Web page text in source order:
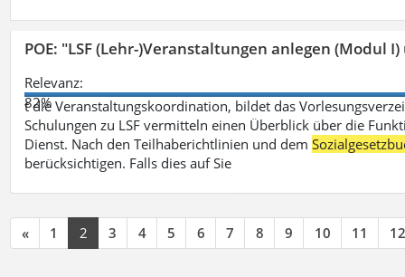
POE: "LSF (Lehr-)Veranstaltungen anlegen (Modul
Relevanz:
82%
t die Veranstaltungskoordination, bildet das
Schulungen zu LSF vermitteln einen Überblick über die
Dienst. Nach den Teilhaberichtlinien und dem
berücksichtigen. Falls dies auf Sie
« 1 2 3 4 5 6 7 8 9 10 11 12